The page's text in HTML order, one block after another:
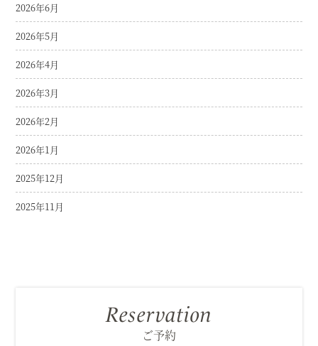
2026年6月
2026年5月
2026年4月
2026年3月
2026年2月
2026年1月
2025年12月
2025年11月
Reservation
ご予約